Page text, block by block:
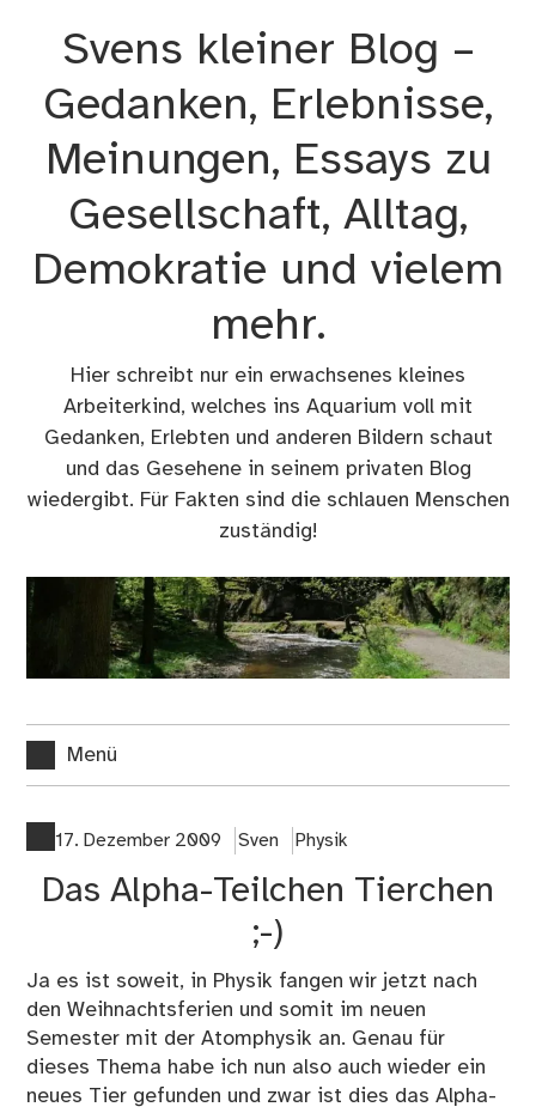
Svens kleiner Blog –
Gedanken, Erlebnisse,
Meinungen, Essays zu
Gesellschaft, Alltag,
Demokratie und vielem
mehr.
Hier schreibt nur ein erwachsenes kleines
Arbeiterkind, welches ins Aquarium voll mit
Gedanken, Erlebten und anderen Bildern schaut
und das Gesehene in seinem privaten Blog
wiedergibt. Für Fakten sind die schlauen Menschen
zuständig!
Menü
17. Dezember 2009 Sven Physik
Das Alpha-Teilchen Tierchen
;-)
Ja es ist soweit, in Physik fangen wir jetzt nach
den Weihnachtsferien und somit im neuen
Semester mit der Atomphysik an. Genau für
dieses Thema habe ich nun also auch wieder ein
neues Tier gefunden und zwar ist dies das Alpha-